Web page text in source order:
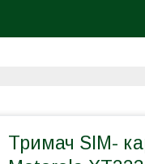
Тримач SIM-